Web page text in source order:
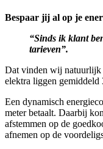
Bespaar jij al op je
“Sinds ik klant
tarieven”.
Dat vinden wij natuurlijk
elektra liggen
Een dynamisch
meter betaalt. Daarbij
afstemmen op de
afnemen op de